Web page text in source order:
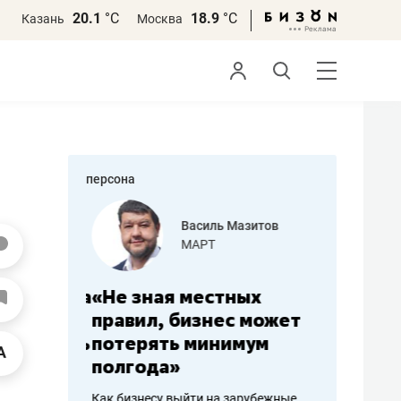
Казань 20.1 °С Москва 18.9 °С
персона
работа
Василь Мазитов
МАРТ
«Не зная местных
правил, бизнес может
потерять минимум
полгода»